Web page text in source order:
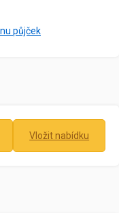
půjček
Vložit nabídku